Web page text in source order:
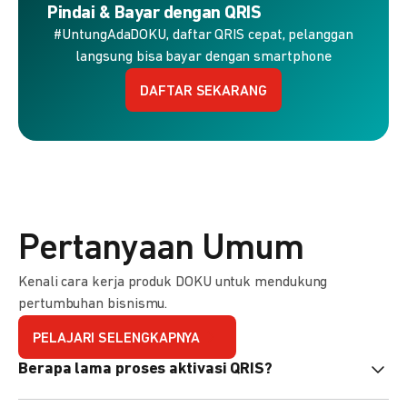
Pindai & Bayar dengan QRIS
#UntungAdaDOKU, daftar QRIS cepat, pelanggan
langsung bisa bayar dengan smartphone
DAFTAR SEKARANG
Pertanyaan Umum
Kenali cara kerja produk DOKU untuk mendukung
pertumbuhan bisnismu.
PELAJARI SELENGKAPNYA
Berapa lama proses aktivasi QRIS?